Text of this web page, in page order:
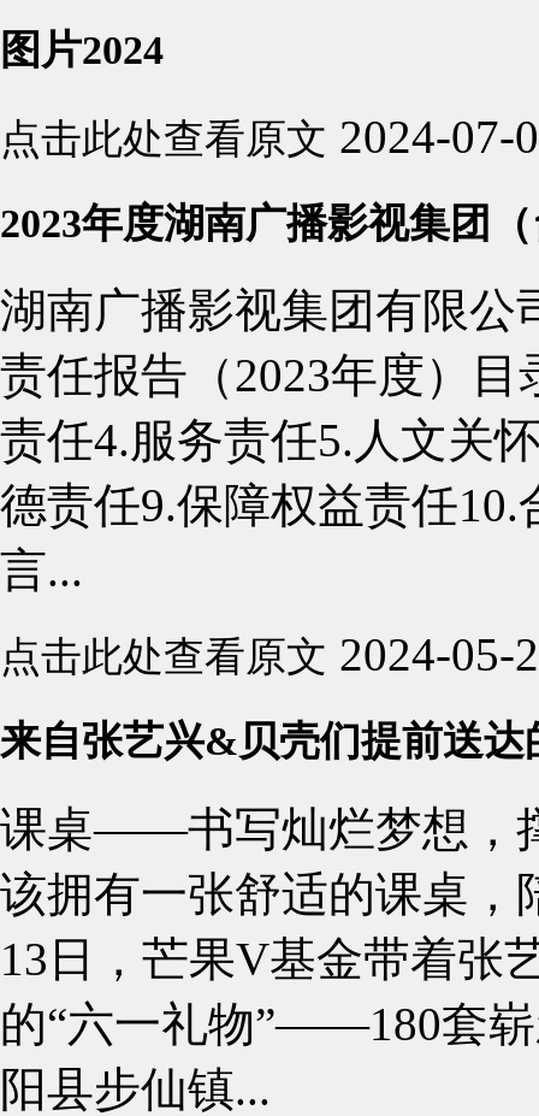
图片2024
点击此处查看原文 2024-07-
2023年度湖南广播影视集团
湖南广播影视集团有限公
责任报告（2023年度）
责任4.服务责任5.人文关
德责任9.保障权益责任
言...
点击此处查看原文 2024-05-
来自张艺兴&贝壳们提前送达
课桌——书写灿烂梦想，
该拥有一张舒适的课桌，
13日，芒果V基金带着张
的“六一礼物”——180套
阳县步仙镇...